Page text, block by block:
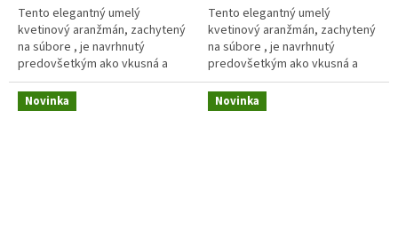
Tento elegantný umelý
kvetinový aranžmán, zachytený
na súbore , je navrhnutý
predovšetkým ako vkusná a
trvácna spomienková
dekorácia. Vďaka špeciálne
zaťaženej základni je...
Tento elegantný umelý
kvetinový aranžmán, zachytený
na súbore , je navrhnutý
predovšetkým ako vkusná a
trvácna spomienková
dekorácia. Vďaka špeciálne
zaťaženej základni je...
Novinka Novinka